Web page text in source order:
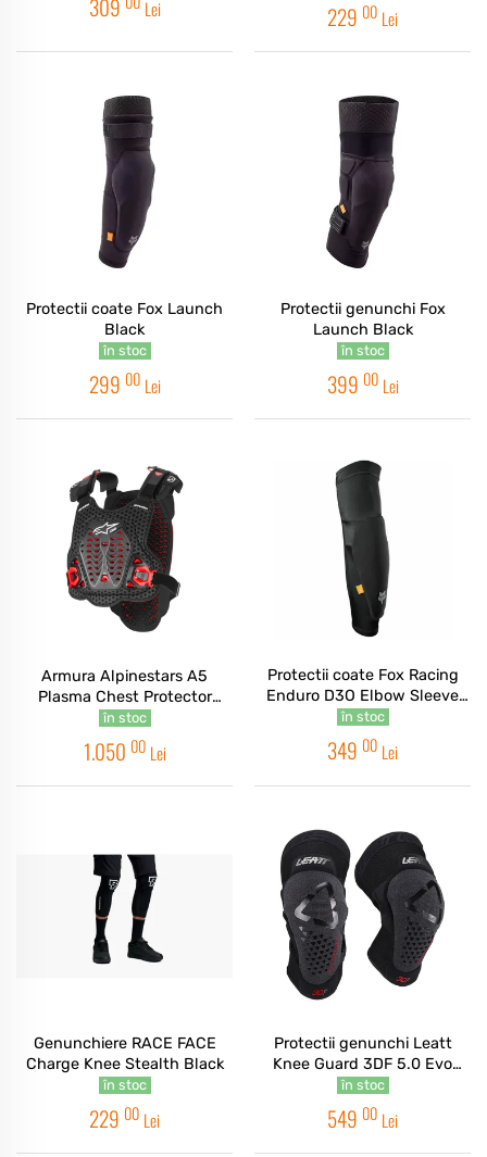
309 Lei 229 00 Lei
Protectii coate Fox Launch
Black
în stoc
299 00 Lei
Protectii genunchi Fox
Launch Black
în stoc
399 00 Lei
Armura Alpinestars A5
Plasma Chest Protector
Black/Red/White
în stoc
1.050 00 Lei
Protectii coate Fox Racing
Enduro D3O Elbow Sleeve
Black
în stoc
349 00 Lei
Genunchiere RACE FACE
Charge Knee Stealth Black
în stoc
229 00 Lei
Protectii genunchi Leatt
Knee Guard 3DF 5.0 Evo
Black
în stoc
549 00 Lei